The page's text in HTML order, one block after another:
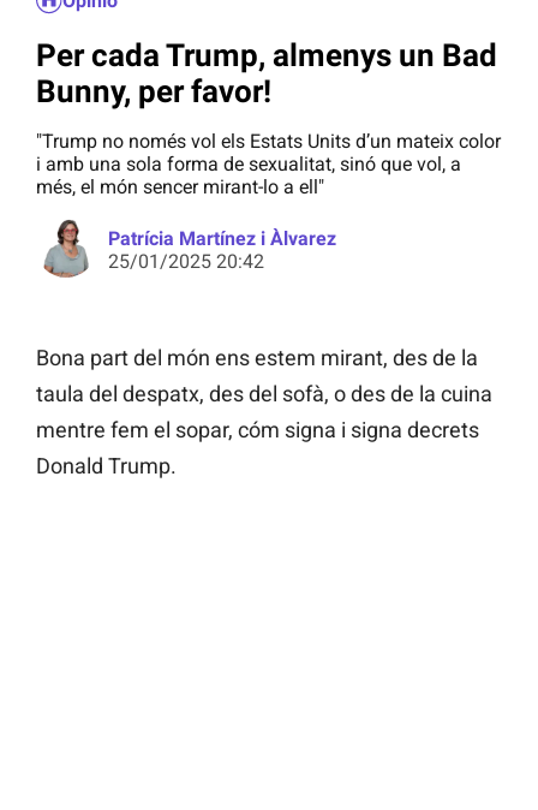
Per cada Trump, almenys un Bad
Bunny, per favor!
"Trump no només vol els Estats Units d’un mateix color
i amb una sola forma de sexualitat, sinó que vol, a
més, el món sencer mirant-lo a ell"
Patrícia Martínez i Àlvarez
25/01/2025 20:42
Bona part del món ens estem mirant, des de la
taula del despatx, des del sofà, o des de la cuina
mentre fem el sopar, cóm signa i signa decrets
Donald Trump.